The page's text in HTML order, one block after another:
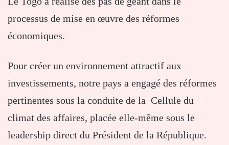
processus de mise en œuvre des réformes
économiques.
Pour créer un environnement attractif aux
investissements, notre pays a engagé des réformes
pertinentes sous la conduite de la Cellule du
climat des affaires, placée elle-même sous le
leadership direct du Président de la République.